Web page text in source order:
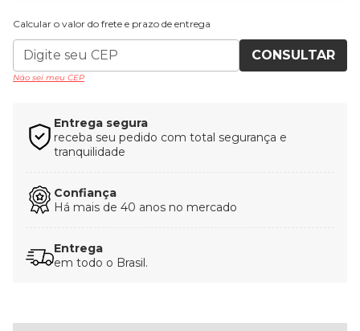
Calcular o valor do frete e prazo de entrega
CONSULTAR
Não sei meu CEP
Entrega segura
receba seu pedido com total segurança e
tranquilidade
Confiança
Há mais de 40 anos no mercado
Entrega
em todo o Brasil.